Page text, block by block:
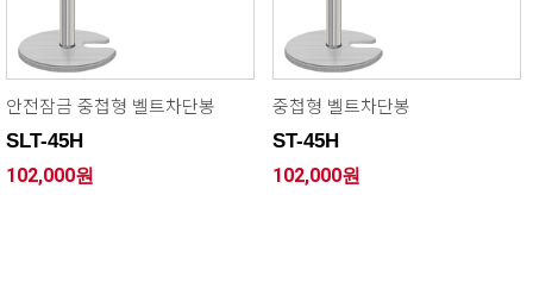
안전잠금 중첩형 벨트차단봉
SLT-45H
102,000원
중첩형 벨트차단봉
ST-45H
102,000원